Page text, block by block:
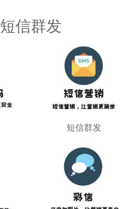
短信群发
短信群发